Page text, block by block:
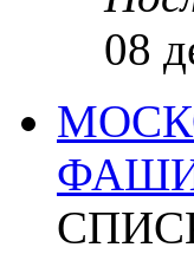
08